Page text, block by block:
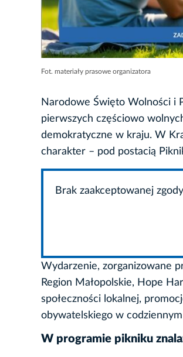
Fot. materiały prasowe organizatora
Narodowe Święto Wolności i
pierwszych częściowo
demokratyczne w kraju. W
charakter – pod postacią
Brak zaakceptowanej
Wydarzenie, zorganizowane
Region Małopolskie, Hope
społeczności lokalnej,
obywatelskiego w
W programie pikniku